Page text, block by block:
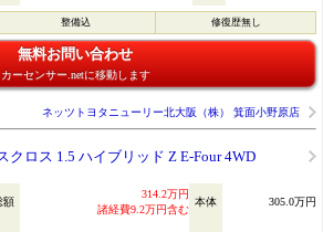
整備込 修復歴無し
無料お問い合わせ
カーセンサー.netに移動します
ネッツトヨタニューリー北大阪（株） 箕面小野原店
クロス 1.5 ハイブリッド Z E-Four 4WD
額
314.2万円
諸経費9.2万円含む
本体 305.0万円